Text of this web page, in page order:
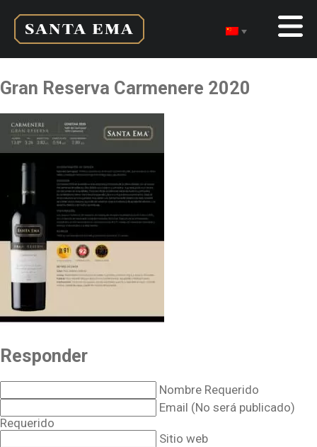
Gran Reserva Carmenere 2020
Responder
Nombre Requerido
Email (No será publicado)
Requerido
Sitio web